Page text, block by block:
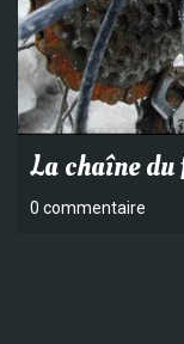
La chaîne
0 commentaire